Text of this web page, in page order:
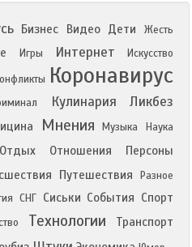
Бизнес Видео Дети
Жесть
Игры Интернет Искусство
Коронавирус
Кулинария Ликбез
Мнения Музыка Наука
Отдых Отношения Персоны
Путешествия
Разное
СНГ Сиськи События Спорт
Технологии Транспорт